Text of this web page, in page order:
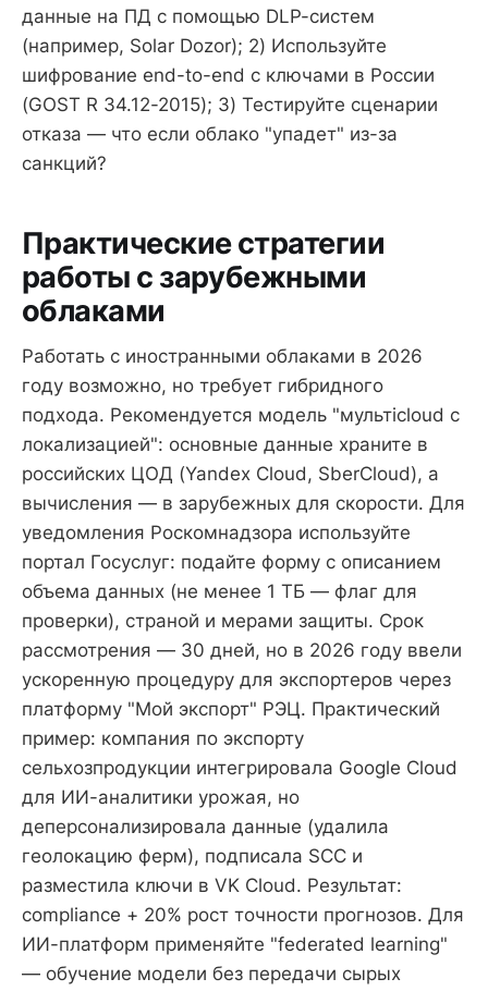
данные на ПД с помощью DLP-систем
(например, Solar Dozor); 2) Используйте
шифрование end-to-end с ключами в России
(GOST R 34.12-2015); 3) Тестируйте сценарии
отказа — что если облако "упадет" из-за
санкций?
Практические стратегии
работы с зарубежными
облаками
Работать с иностранными облаками в 2026
году возможно, но требует гибридного
подхода. Рекомендуется модель "мультicloud с
локализацией": основные данные храните в
российских ЦОД (Yandex Cloud, SberCloud), а
вычисления — в зарубежных для скорости. Для
уведомления Роскомнадзора используйте
портал Госуслуг: подайте форму с описанием
объема данных (не менее 1 ТБ — флаг для
проверки), страной и мерами защиты. Срок
рассмотрения — 30 дней, но в 2026 году ввели
ускоренную процедуру для экспортеров через
платформу "Мой экспорт" РЭЦ. Практический
пример: компания по экспорту
сельхозпродукции интегрировала Google Cloud
для ИИ-аналитики урожая, но
деперсонализировала данные (удалила
геолокацию ферм), подписала SCC и
разместила ключи в VK Cloud. Результат:
compliance + 20% рост точности прогнозов. Для
ИИ-платформ применяйте "federated learning"
— обучение модели без передачи сырых